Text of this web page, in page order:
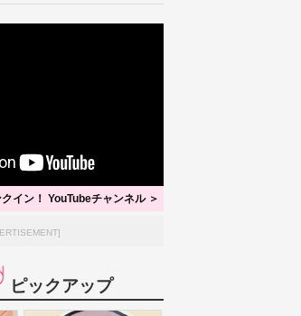
イン！ YouTubeチャンネル ＞
ピックアップ